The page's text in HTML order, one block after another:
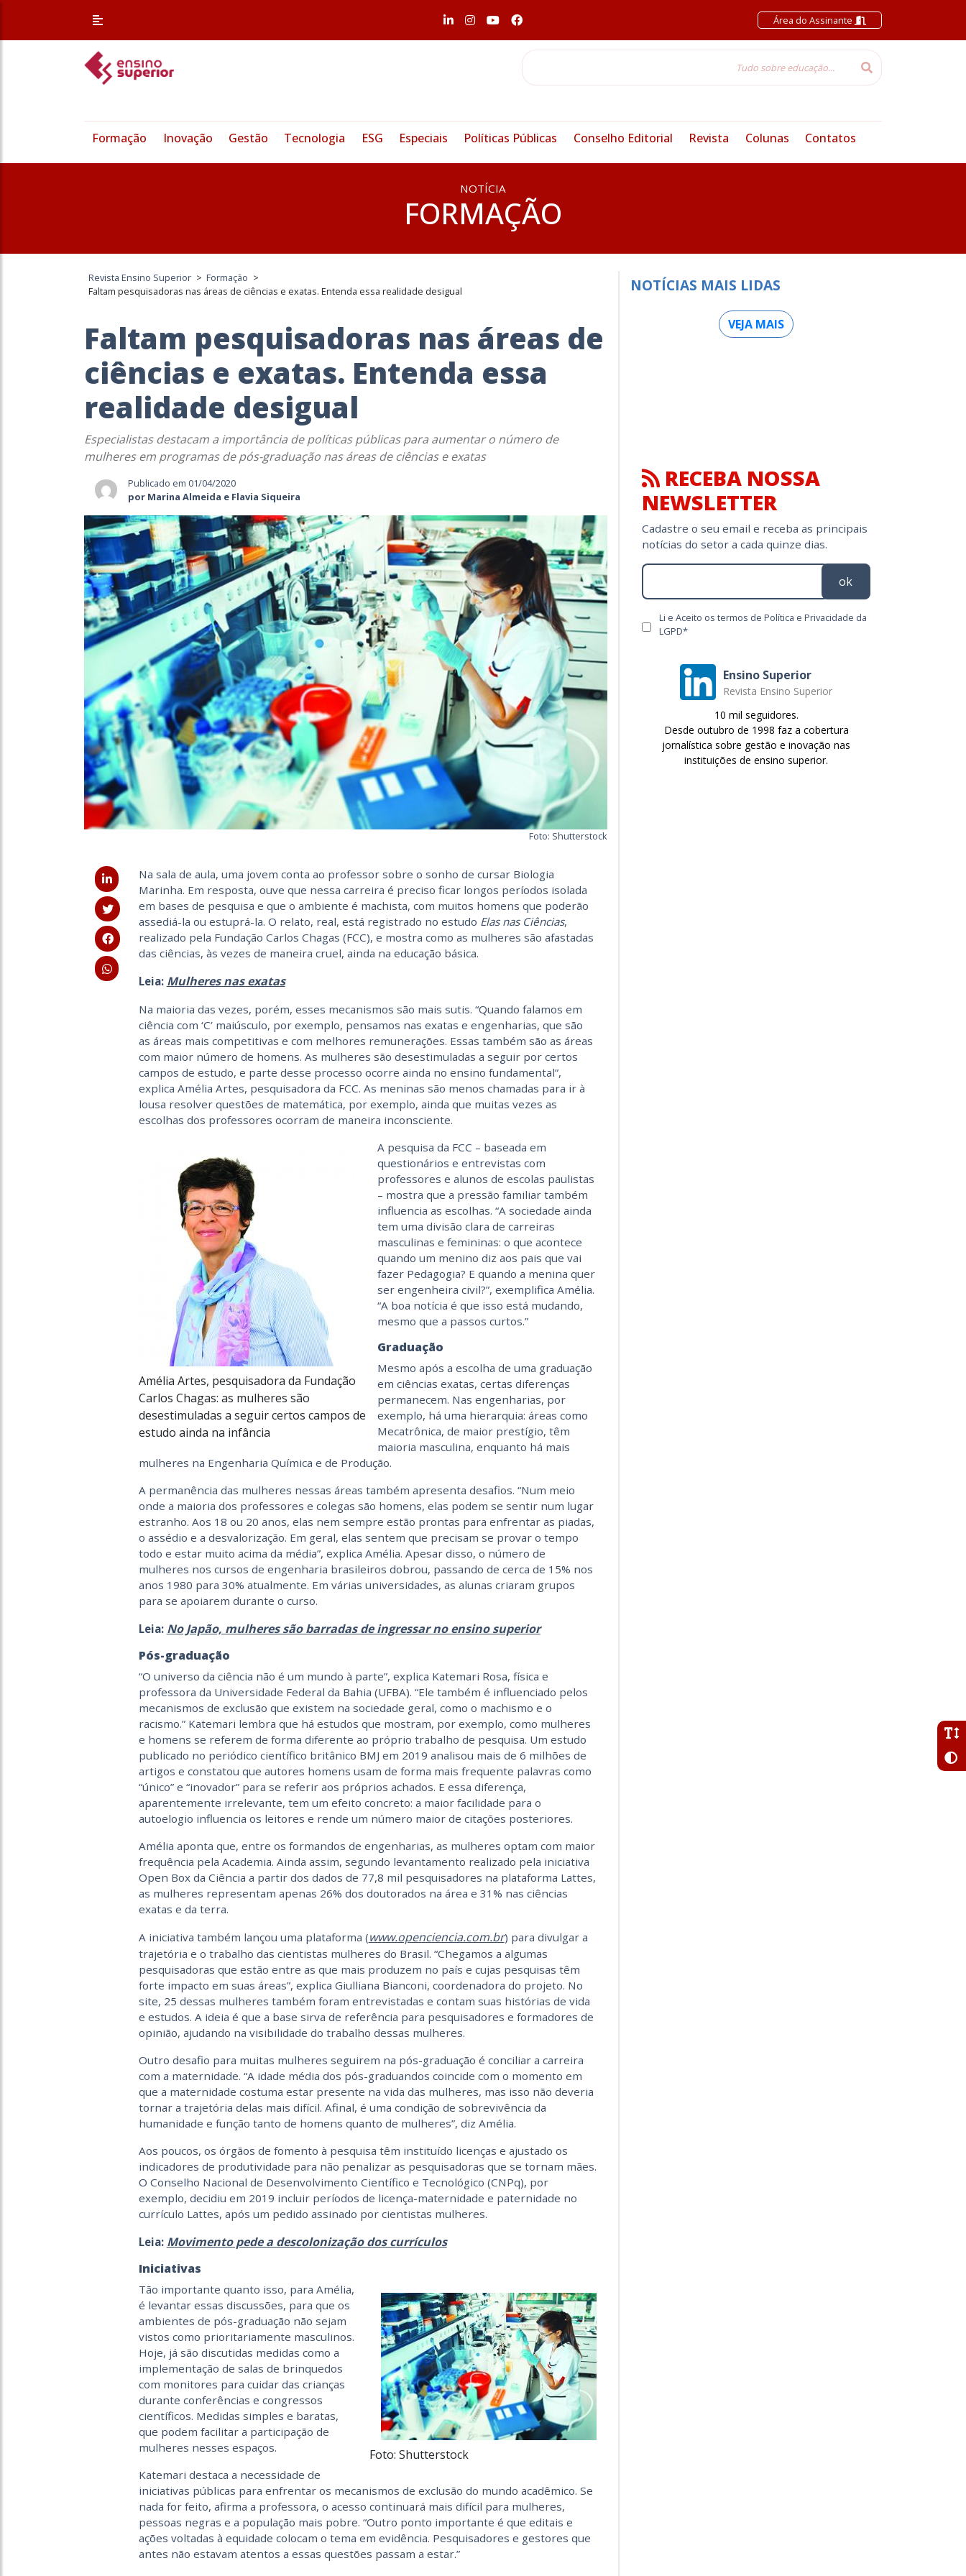
Área do Assinante
Formação Inovação Gestão Tecnologia ESG Especiais Políticas Públicas Conselho Editorial Revista Colunas Contatos
NOTÍCIA
FORMAÇÃO
Revista Ensino Superior > Formação >
Faltam pesquisadoras nas áreas de ciências e exatas. Entenda essa realidade desigual
Faltam pesquisadoras nas áreas de
ciências e exatas. Entenda essa
realidade desigual
Especialistas destacam a importância de políticas públicas para aumentar o número de
mulheres em programas de pós-graduação nas áreas de ciências e exatas
Publicado em 01/04/2020
por Marina Almeida e Flavia Siqueira
Foto: Shutterstock
Na sala de aula, uma jovem conta ao professor sobre o sonho de cursar Biologia
Marinha. Em resposta, ouve que nessa carreira é preciso ficar longos períodos isolada
em bases de pesquisa e que o ambiente é machista, com muitos homens que poderão
assediá-la ou estuprá-la. O relato, real, está registrado no estudo Elas nas Ciências,
realizado pela Fundação Carlos Chagas (FCC), e mostra como as mulheres são afastadas
das ciências, às vezes de maneira cruel, ainda na educação básica.
Leia: Mulheres nas exatas
Na maioria das vezes, porém, esses mecanismos são mais sutis. “Quando falamos em
ciência com ‘C’ maiúsculo, por exemplo, pensamos nas exatas e engenharias, que são
as áreas mais competitivas e com melhores remunerações. Essas também são as áreas
com maior número de homens. As mulheres são desestimuladas a seguir por certos
campos de estudo, e parte desse processo ocorre ainda no ensino fundamental”,
explica Amélia Artes, pesquisadora da FCC. As meninas são menos chamadas para ir à
lousa resolver questões de matemática, por exemplo, ainda que muitas vezes as
escolhas dos professores ocorram de maneira inconsciente.
Amélia Artes, pesquisadora da Fundação
Carlos Chagas: as mulheres são
desestimuladas a seguir certos campos de
estudo ainda na infância
A pesquisa da FCC – baseada em
questionários e entrevistas com
professores e alunos de escolas paulistas
– mostra que a pressão familiar também
influencia as escolhas. “A sociedade ainda
tem uma divisão clara de carreiras
masculinas e femininas: o que acontece
quando um menino diz aos pais que vai
fazer Pedagogia? E quando a menina quer
ser engenheira civil?”, exemplifica Amélia.
“A boa notícia é que isso está mudando,
mesmo que a passos curtos.”
Graduação
Mesmo após a escolha de uma graduação
em ciências exatas, certas diferenças
permanecem. Nas engenharias, por
exemplo, há uma hierarquia: áreas como
Mecatrônica, de maior prestígio, têm
maioria masculina, enquanto há mais
mulheres na Engenharia Química e de Produção.
A permanência das mulheres nessas áreas também apresenta desafios. “Num meio
onde a maioria dos professores e colegas são homens, elas podem se sentir num lugar
estranho. Aos 18 ou 20 anos, elas nem sempre estão prontas para enfrentar as piadas,
o assédio e a desvalorização. Em geral, elas sentem que precisam se provar o tempo
todo e estar muito acima da média”, explica Amélia. Apesar disso, o número de
mulheres nos cursos de engenharia brasileiros dobrou, passando de cerca de 15% nos
anos 1980 para 30% atualmente. Em várias universidades, as alunas criaram grupos
para se apoiarem durante o curso.
Leia: No Japão, mulheres são barradas de ingressar no ensino superior
Pós-graduação
“O universo da ciência não é um mundo à parte”, explica Katemari Rosa, física e
professora da Universidade Federal da Bahia (UFBA). “Ele também é influenciado pelos
mecanismos de exclusão que existem na sociedade geral, como o machismo e o
racismo.” Katemari lembra que há estudos que mostram, por exemplo, como mulheres
e homens se referem de forma diferente ao próprio trabalho de pesquisa. Um estudo
publicado no periódico científico britânico BMJ em 2019 analisou mais de 6 milhões de
artigos e constatou que autores homens usam de forma mais frequente palavras como
“único” e “inovador” para se referir aos próprios achados. E essa diferença,
aparentemente irrelevante, tem um efeito concreto: a maior facilidade para o
autoelogio influencia os leitores e rende um número maior de citações posteriores.
Amélia aponta que, entre os formandos de engenharias, as mulheres optam com maior
frequência pela Academia. Ainda assim, segundo levantamento realizado pela iniciativa
Open Box da Ciência a partir dos dados de 77,8 mil pesquisadores na plataforma Lattes,
as mulheres representam apenas 26% dos doutorados na área e 31% nas ciências
exatas e da terra.
A iniciativa também lançou uma plataforma (www.openciencia.com.br) para divulgar a
trajetória e o trabalho das cientistas mulheres do Brasil. “Chegamos a algumas
pesquisadoras que estão entre as que mais produzem no país e cujas pesquisas têm
forte impacto em suas áreas”, explica Giulliana Bianconi, coordenadora do projeto. No
site, 25 dessas mulheres também foram entrevistadas e contam suas histórias de vida
e estudos. A ideia é que a base sirva de referência para pesquisadores e formadores de
opinião, ajudando na visibilidade do trabalho dessas mulheres.
Outro desafio para muitas mulheres seguirem na pós-graduação é conciliar a carreira
com a maternidade. “A idade média dos pós-graduandos coincide com o momento em
que a maternidade costuma estar presente na vida das mulheres, mas isso não deveria
tornar a trajetória delas mais difícil. Afinal, é uma condição de sobrevivência da
humanidade e função tanto de homens quanto de mulheres”, diz Amélia.
Aos poucos, os órgãos de fomento à pesquisa têm instituído licenças e ajustado os
indicadores de produtividade para não penalizar as pesquisadoras que se tornam mães.
O Conselho Nacional de Desenvolvimento Científico e Tecnológico (CNPq), por
exemplo, decidiu em 2019 incluir períodos de licença-maternidade e paternidade no
currículo Lattes, após um pedido assinado por cientistas mulheres.
Leia: Movimento pede a descolonização dos currículos
Iniciativas
Foto: Shutterstock
Tão importante quanto isso, para Amélia,
é levantar essas discussões, para que os
ambientes de pós-graduação não sejam
vistos como prioritariamente masculinos.
Hoje, já são discutidas medidas como a
implementação de salas de brinquedos
com monitores para cuidar das crianças
durante conferências e congressos
científicos. Medidas simples e baratas,
que podem facilitar a participação de
mulheres nesses espaços.
Katemari destaca a necessidade de
iniciativas públicas para enfrentar os mecanismos de exclusão do mundo acadêmico. Se
nada for feito, afirma a professora, o acesso continuará mais difícil para mulheres,
pessoas negras e a população mais pobre. “Outro ponto importante é que editais e
ações voltadas à equidade colocam o tema em evidência. Pesquisadores e gestores que
antes não estavam atentos a essas questões passam a estar.”
NOTÍCIAS MAIS LIDAS
VEJA MAIS
RECEBA NOSSA
NEWSLETTER
Cadastre o seu email e receba as principais
notícias do setor a cada quinze dias.
ok
Li e Aceito os termos de Política e Privacidade da
LGPD*
Ensino Superior
Revista Ensino Superior
10 mil seguidores.
Desde outubro de 1998 faz a cobertura
jornalística sobre gestão e inovação nas
instituições de ensino superior.